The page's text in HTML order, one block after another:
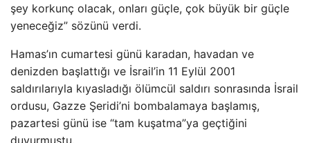
şey korkunç olacak, onları güçle, çok büyük bir güçle
yeneceğiz” sözünü verdi.
Hamas’ın cumartesi günü karadan, havadan ve
denizden başlattığı ve İsrail’in 11 Eylül 2001
saldırılarıyla kıyasladığı ölümcül saldırı sonrasında İsrail
ordusu, Gazze Şeridi’ni bombalamaya başlamış,
pazartesi günü ise “tam kuşatma”ya geçtiğini
duyurmuştu.